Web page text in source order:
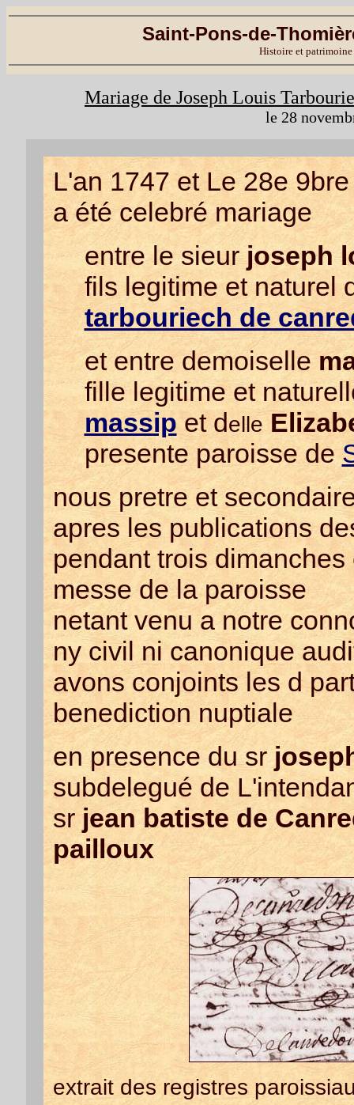
Saint-Pons-de-
Histoire et
Mariage de Joseph Louis
le 28
L'an 1747 et Le 28e 9bre
a été celebré mariage
entre le sieurjoseph
fils legitime et naturel
tarbouriech de
et entre demoiselle
fille legitime et
massip et delle
presente paroisse de
nous pretre et
apres les publications
pendant trois
messe de la paroisse
netant venu a notre
ny civil ni canonique
avons conjoints les d
benediction nuptiale
en presence du sr
subdelegué de
srjean batiste de
pailloux
extrait des registres